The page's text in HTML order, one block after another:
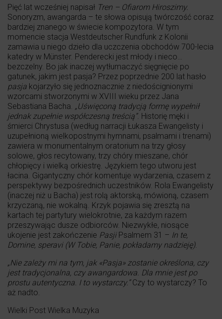
Pięć lat wcześniej napisał Tren – Ofiarom Hiroszimy.
Sonoryzm, awangarda – te słowa opisują twórczość coraz
bardziej znanego w świecie kompozytora. W tym
momencie stacja Westdeutscher Rundfunk z Kolonii
zamawia u niego dzieło dla uczczenia obchodów 700-lecia
katedry w Münster. Penderecki jest młody i nieco…
bezczelny. Bo jak inaczej wytłumaczyć sięgnięcie po
gatunek, jakim jest pasja? Przez poprzednie 200 lat hasło
pasja kojarzyło się jednoznacznie z niedoścignionymi
wzorcami stworzonymi w XVIII wieku przez Jana
Sebastiana Bacha. „Uświęconą tradycją formę wypełnił
jednak zupełnie współczesną treścią”. Historię męki i
śmierci Chrystusa (według narracji Łukasza Ewangelisty i
uzupełnioną wielkopostnymi hymnami, psalmami i trenami)
zawiera w monumentalnym oratorium na trzy głosy
solowe, głos recytowany, trzy chóry mieszane, chór
chłopięcy i wielką orkiestrę. Językiem tego utworu jest
łacina. Gigantyczny chór komentuje wydarzenia, czasem z
perspektywy bezpośrednich uczestników. Rola Ewangelisty
(inaczej niż u Bacha) jest rolą aktorską, mówioną, czasem
krzyczaną, nie wokalną. Krzyk pojawia się zresztą na
kartach tej partytury wielokrotnie, za każdym razem
przeszywając dusze odbiorców. Niezwykłe, niosące
ukojenie jest zakończenie PasjiPsalmem 31 – In te,
Domine, speravi (W Tobie, Panie, pokładamy nadzieję).
„Nie zależy mi na tym, jak «Pasja» zostanie określona, czy
jest tradycjonalna, czy awangardowa. Dla mnie jest po
prostu autentyczna. I to wystarczy.”Czy to wystarczy? To
aż nadto.
Wielki Post Wielka Muzyka